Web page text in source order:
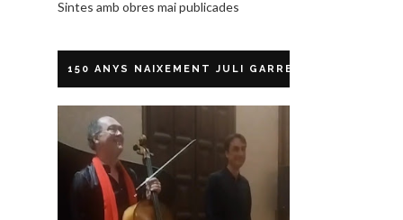
Sintes amb obres mai publicades
150 ANYS NAIXEMENT JULI GARRETA